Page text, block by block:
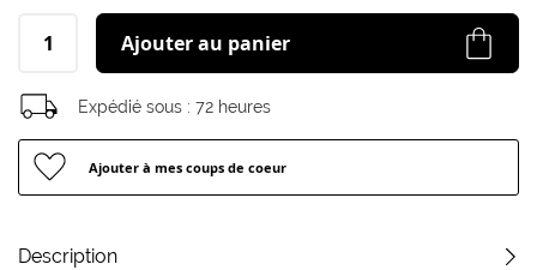
Ajouter au panier
Expédié sous : 72 heures
Ajouter à mes coups de coeur
Description